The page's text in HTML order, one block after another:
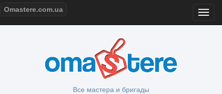
Omastere.com.ua
Все мастера и бригады